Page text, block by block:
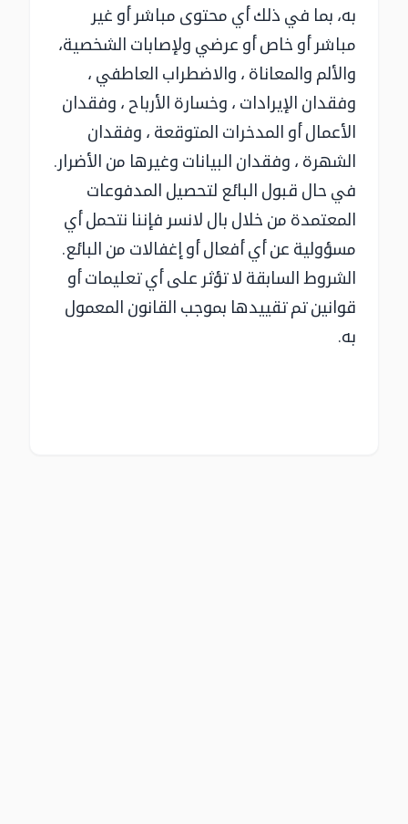
به، بما في ذلك أي محتوى مباشر أو غير
مباشر أو خاص أو عرضي ولإصابات الشخصية،
والألم والمعاناة ، والاضطراب العاطفي ،
وفقدان الإيرادات ، وخسارة الأرباح ، وفقدان
الأعمال أو المدخرات المتوقعة ، وفقدان
الشهرة ، وفقدان البيانات وغيرها من الأضرار.
في حال قبول البائع لتحصيل المدفوعات
المعتمدة من خلال بال لانسر فإننا نتحمل أي
مسؤولية عن أي أفعال أو إغفالات من البائع.
الشروط السابقة لا تؤثر على أي تعليمات أو
قوانين تم تقييدها بموجب القانون المعمول
به.